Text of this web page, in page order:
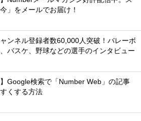
」をメールでお届け！
ンネル登録者数60,000人突破！バレーボ
バスケ、野球などの選手のインタビュー
】Google検索で「Number Web」の記事
くする方法